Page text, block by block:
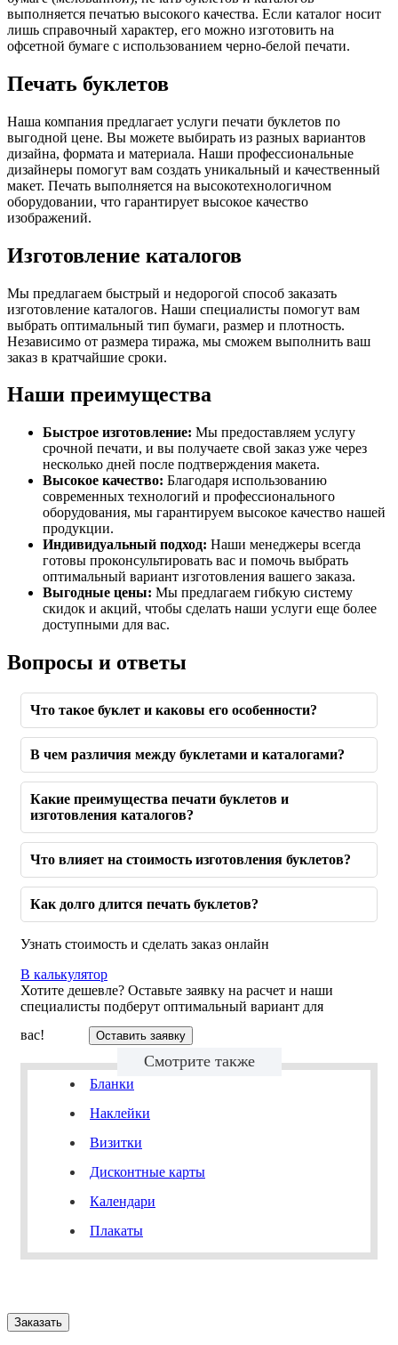
выполняется печатью высокого качества. Если каталог носит
лишь справочный характер, его можно изготовить на
офсетной бумаге с использованием черно-белой печати.
Печать буклетов
Наша компания предлагает услуги печати буклетов по
выгодной цене. Вы можете выбирать из разных вариантов
дизайна, формата и материала. Наши профессиональные
дизайнеры помогут вам создать уникальный и качественный
макет. Печать выполняется на высокотехнологичном
оборудовании, что гарантирует высокое качество
изображений.
Изготовление каталогов
Мы предлагаем быстрый и недорогой способ заказать
изготовление каталогов. Наши специалисты помогут вам
выбрать оптимальный тип бумаги, размер и плотность.
Независимо от размера тиража, мы сможем выполнить ваш
заказ в кратчайшие сроки.
Наши преимущества
Быстрое изготовление: Мы предоставляем услугу
срочной печати, и вы получаете свой заказ уже через
несколько дней после подтверждения макета.
Высокое качество: Благодаря использованию
современных технологий и профессионального
оборудования, мы гарантируем высокое качество нашей
продукции.
Индивидуальный подход: Наши менеджеры всегда
готовы проконсультировать вас и помочь выбрать
оптимальный вариант изготовления вашего заказа.
Выгодные цены: Мы предлагаем гибкую систему
скидок и акций, чтобы сделать наши услуги еще более
доступными для вас.
Вопросы и ответы
Что такое буклет и каковы его особенности?
В чем различия между буклетами и каталогами?
Какие преимущества печати буклетов и
изготовления каталогов?
Что влияет на стоимость изготовления буклетов?
Как долго длится печать буклетов?
Узнать стоимость и сделать заказ онлайн
В калькулятор
Хотите дешевле? Оставьте заявку на расчет и наши
специалисты подберут оптимальный вариант для
вас!
Оставить заявку
Смотрите также
Бланки
Наклейки
Визитки
Дисконтные карты
Календари
Плакаты
Заказать